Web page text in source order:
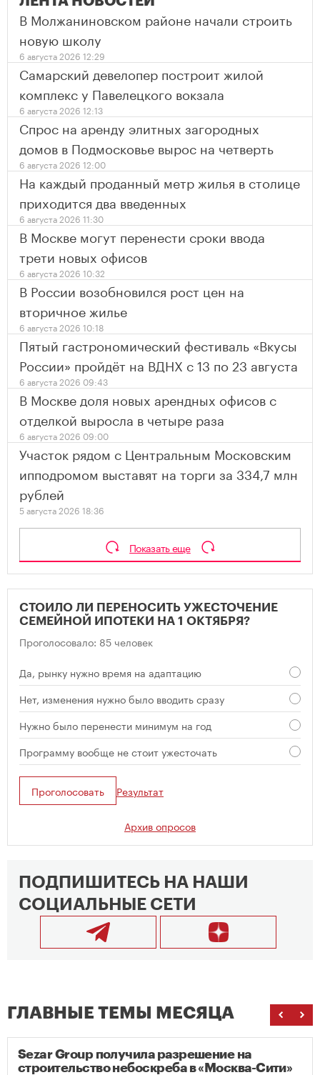
В Молжаниновском районе начали строить
новую школу
6 августа 2026 12:29
Самарский девелопер построит жилой
комплекс у Павелецкого вокзала
6 августа 2026 12:13
Спрос на аренду элитных загородных
домов в Подмосковье вырос на четверть
6 августа 2026 12:00
На каждый проданный метр жилья в столице
приходится два введенных
6 августа 2026 11:30
В Москве могут перенести сроки ввода
трети новых офисов
6 августа 2026 10:32
В России возобновился рост цен на
вторичное жилье
6 августа 2026 10:18
Пятый гастрономический фестиваль «Вкусы
России» пройдёт на ВДНХ с 13 по 23 августа
6 августа 2026 09:43
В Москве доля новых арендных офисов с
отделкой выросла в четыре раза
6 августа 2026 09:00
Участок рядом с Центральным Московским
ипподромом выставят на торги за 334,7 млн
рублей
5 августа 2026 18:36
Показать еще
СТОИЛО ЛИ ПЕРЕНОСИТЬ УЖЕСТОЧЕНИЕ
СЕМЕЙНОЙ ИПОТЕКИ НА 1 ОКТЯБРЯ?
Проголосовало: 85 человек
Да, рынку нужно время на адаптацию
Нет, изменения нужно было вводить сразу
Нужно было перенести минимум на год
Программу вообще не стоит ужесточать
Проголосовать Результат
Архив опросов
ПОДПИШИТЕСЬ НА НАШИ
СОЦИАЛЬНЫЕ СЕТИ
ГЛАВНЫЕ ТЕМЫ МЕСЯЦА
Sezar Group получила разрешение на
строительство небоскреба в «Москва-Сити»